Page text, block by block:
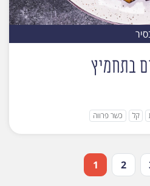
בתחמיץ
קל כשר פרווה
1 2